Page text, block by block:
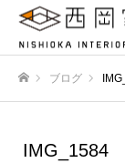
ブログ
IMG_1584